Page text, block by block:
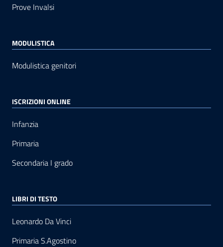
Prove Invalsi
MODULISTICA
Modulistica genitori
ISCRIZIONI ONLINE
Infanzia
Primaria
Secondaria I grado
LIBRI DI TESTO
Leonardo Da Vinci
Primaria S.Agostino